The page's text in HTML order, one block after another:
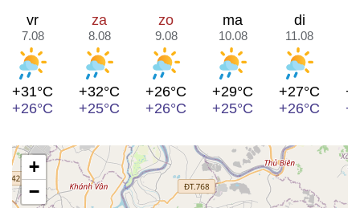
vr
7.08
+31°C
+26°C
za
8.08
+32°C
+25°C
zo
9.08
+26°C
+26°C
ma
10.08
+29°C
+25°C
di
11.08
+27°C
+26°C
+
−